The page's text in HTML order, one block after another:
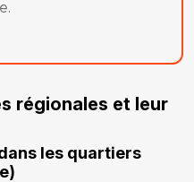
régionales et leur
les quartiers